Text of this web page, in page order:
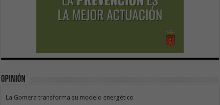
Opinión
La Gomera transforma su modelo energético